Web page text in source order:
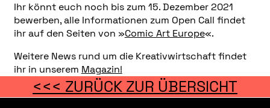
Ihr könnt euch noch bis zum 15. Dezember 2021
bewerben, alle Informationen zum Open Call findet
ihr auf den Seiten von »Comic Art Europe«.
Weitere News rund um die Kreativwirtschaft findet
ihr in unserem Magazin!
<<< ZURÜCK ZUR ÜBERSICHT